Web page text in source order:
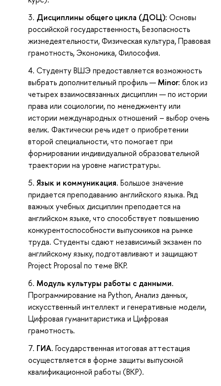
Дисциплины общего цикла (ДОЦ): Основы
российской государственность, Безопасность
жизнедеятельности, Физическая культура, Правовая
грамотность, Экономика, Философия.
Студенту ВШЭ предоставляется возможность
выбрать дополнительный профиль —Minor: блок из
четырех взаимосвязанных дисциплин — по истории
права или социологии, по менеджменту или
истории международных отношений – выбор очень
велик. Фактически речь идет о приобретении
второй специальности, что помогает при
формировании индивидуальной образовательной
траектории на уровне магистратуры.
Язык и коммуникация. Большое значение
придается преподаванию английского языка. Ряд
важных учебных дисциплин преподается на
английском языке, что способствует повышению
конкурентоспособности выпускников на рынке
труда. Студенты сдают независимый экзамен по
английскому языку, подготавливают и защищают
Project Proposal по теме ВКР.
Модуль культуры работы с данными.
Программирование на Python, Анализ данных,
искусственный интеллект и генеративные модели,
Цифровая гуманитаристика и Цифровая
грамотность.
ГИА. Государственная итоговая аттестация
осуществляется в форме защиты выпускной
квалификационной работы (ВКР).